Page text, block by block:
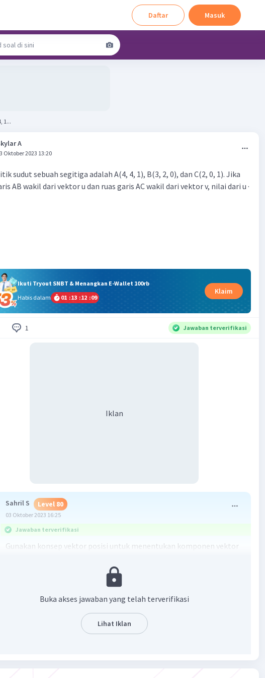
Daftar Masuk
1...
A
Oktober 2023 13:20
sudut sebuah segitiga adalah A(4, 4, 1), B(3, 2, 0), dan C(2, 0, 1). Jika
AB wakil dari vektor u dan ruas garis AC wakil dari vektor v, nilai dari u ·
Ikuti Tryout SNBT & Menangkan E-Wallet 100rb
Habis dalam
01 :13 :12 :09
Klaim
1 Jawaban terverifikasi
Iklan
Sahril S Level 80
03 Oktober 2023 16:25
Jawaban terverifikasi
Gunakan konsep vektor posisi untuk menentukan komponen vektor
= OB − OABuka akses jawaban yang telah terverifikasi
Lihat Iklan